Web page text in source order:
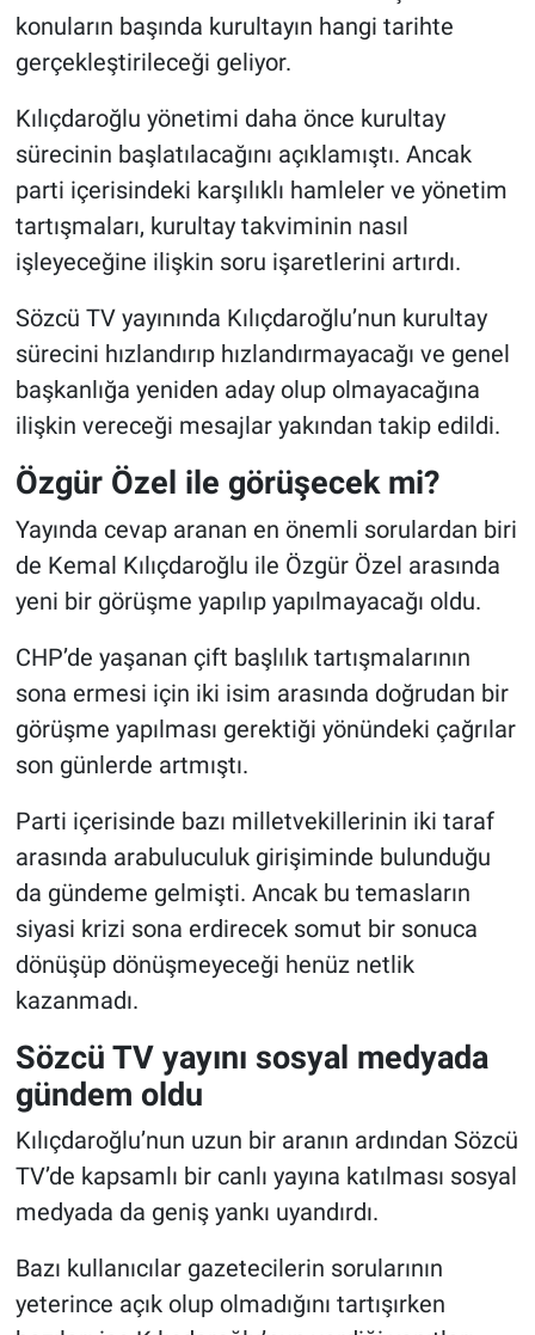
konuların başında kurultayın hangi tarihte
gerçekleştirileceği geliyor.
Kılıçdaroğlu yönetimi daha önce kurultay
sürecinin başlatılacağını açıklamıştı. Ancak
parti içerisindeki karşılıklı hamleler ve yönetim
tartışmaları, kurultay takviminin nasıl
işleyeceğine ilişkin soru işaretlerini artırdı.
Sözcü TV yayınında Kılıçdaroğlu’nun kurultay
sürecini hızlandırıp hızlandırmayacağı ve genel
başkanlığa yeniden aday olup olmayacağına
ilişkin vereceği mesajlar yakından takip edildi.
Özgür Özel ile görüşecek mi?
Yayında cevap aranan en önemli sorulardan biri
de Kemal Kılıçdaroğlu ile Özgür Özel arasında
yeni bir görüşme yapılıp yapılmayacağı oldu.
CHP’de yaşanan çift başlılık tartışmalarının
sona ermesi için iki isim arasında doğrudan bir
görüşme yapılması gerektiği yönündeki çağrılar
son günlerde artmıştı.
Parti içerisinde bazı milletvekillerinin iki taraf
arasında arabuluculuk girişiminde bulunduğu
da gündeme gelmişti. Ancak bu temasların
siyasi krizi sona erdirecek somut bir sonuca
dönüşüp dönüşmeyeceği henüz netlik
kazanmadı.
Sözcü TV yayını sosyal medyada
gündem oldu
Kılıçdaroğlu’nun uzun bir aranın ardından Sözcü
TV’de kapsamlı bir canlı yayına katılması sosyal
medyada da geniş yankı uyandırdı.
Bazı kullanıcılar gazetecilerin sorularının
yeterince açık olup olmadığını tartışırken